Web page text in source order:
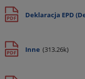
Deklaracja EPD
Inne (313.26k)